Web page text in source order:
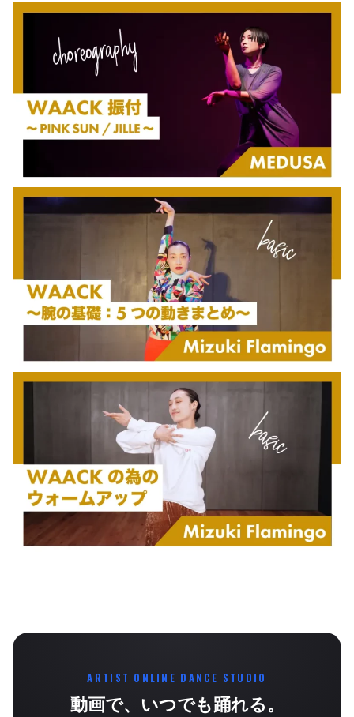
ARTIST ONLINE DANCE STUDIO
動画で、いつでも踊れる。